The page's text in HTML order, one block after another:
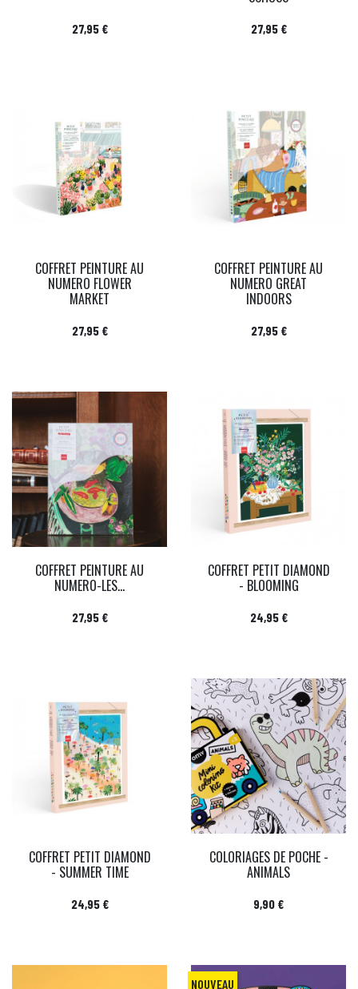
Prix
27,95 € Prix
27,95 €
COFFRET PEINTURE AU
NUMERO FLOWER
MARKET
Prix
27,95 €
COFFRET PEINTURE AU
NUMERO GREAT
INDOORS
Prix
27,95 €
COFFRET PEINTURE AU
NUMERO-LES...
Prix
27,95 €
COFFRET PETIT DIAMOND
- BLOOMING
Prix
24,95 €
COFFRET PETIT DIAMOND
- SUMMER TIME
Prix
24,95 €
COLORIAGES DE POCHE -
ANIMALS
Prix
9,90 €
NOUVEAU